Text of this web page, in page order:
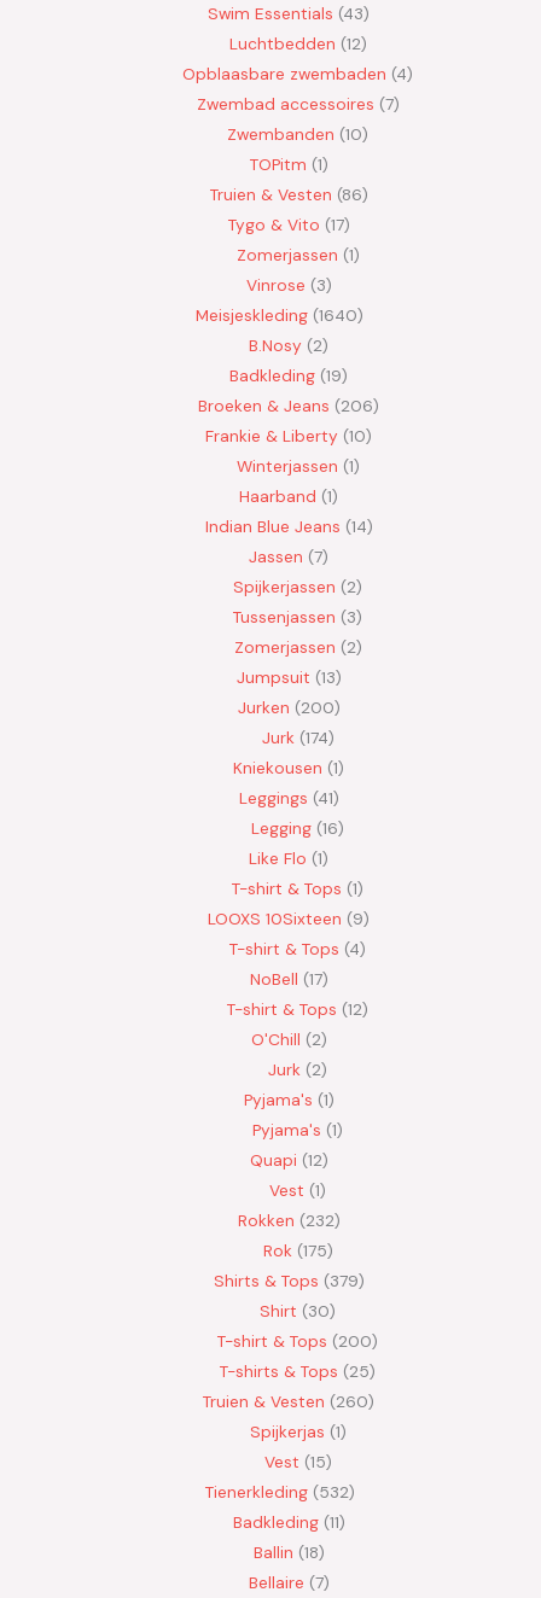
Swim Essentials 43
Luchtbedden 12
Opblaasbare zwembaden 4
Zwembad accessoires 7
Zwembanden 10
TOPitm 1
Truien & Vesten 86
Tygo & Vito 17
Zomerjassen 1
Vinrose 3
Meisjeskleding 1640
B.Nosy
2
Badkleding 19
Broeken & Jeans
206
Frankie & Liberty 10
Winterjassen 1
Haarband 1
Indian Blue Jeans 14
Jassen 7
Spijkerjassen
2
Tussenjassen
3
Zomerjassen 2
Jumpsuit 13
Jurken 200
Jurk 174
Kniekousen 1
Leggings 41
Legging 16
Like Flo 1
T-shirt & Tops 1
LOOXS 10Sixteen
9
T-shirt & Tops 4
NoBell 17
T-shirt & Tops 12
O'Chill 2
Jurk 2
Pyjama's 1
Pyjama's 1
Quapi 12
Vest 1
Rokken 232
Rok 175
Shirts & Tops 379
Shirt
30
T-shirt & Tops
200
T-shirts & Tops
25
Truien & Vesten
260
Spijkerjas 1
Vest 15
Tienerkleding 532
Badkleding 11
Ballin 18
Bellaire 7